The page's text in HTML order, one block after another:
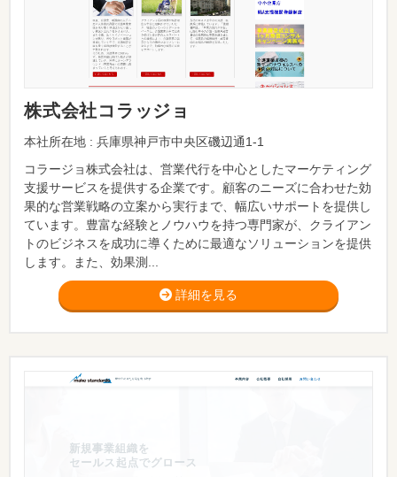
株式会社コラッジョ
本社所在地 : 兵庫県神戸市中央区磯辺通1-1
コラージョ株式会社は、営業代行を中心としたマーケティング
支援サービスを提供する企業です。顧客のニーズに合わせた効
果的な営業戦略の立案から実行まで、幅広いサポートを提供し
ています。豊富な経験とノウハウを持つ専門家が、クライアン
トのビジネスを成功に導くために最適なソリューションを提供
します。また、効果測...
詳細を見る